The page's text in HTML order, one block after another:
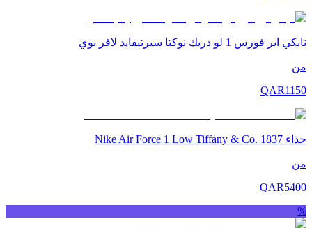
نايكي اير فورس 1 لو دريك نوكتا سيرتيفايد لافر بوي
من
QAR1150
حذاء Nike Air Force 1 Low Tiffany & Co. 1837
من
QAR5400
%